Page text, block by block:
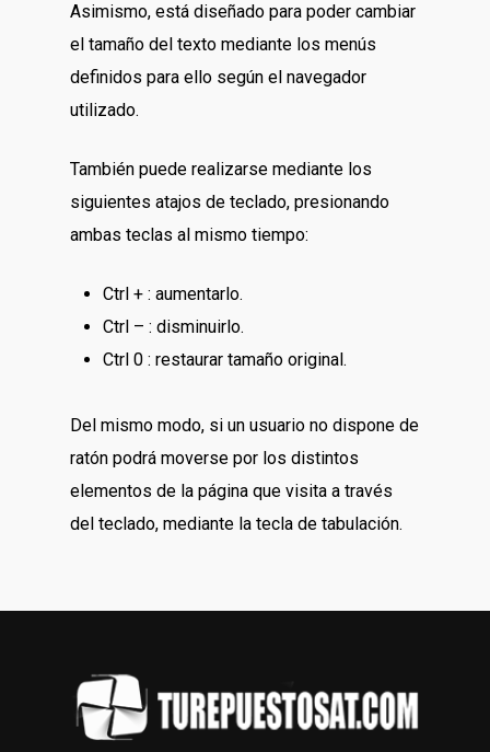
Asimismo, está diseñado para poder cambiar
el tamaño del texto mediante los menús
definidos para ello según el navegador
utilizado.
También puede realizarse mediante los
siguientes atajos de teclado, presionando
ambas teclas al mismo tiempo:
Ctrl + : aumentarlo.
Ctrl – : disminuirlo.
Ctrl 0 : restaurar tamaño original.
Del mismo modo, si un usuario no dispone de
ratón podrá moverse por los distintos
elementos de la página que visita a través
del teclado, mediante la tecla de tabulación.